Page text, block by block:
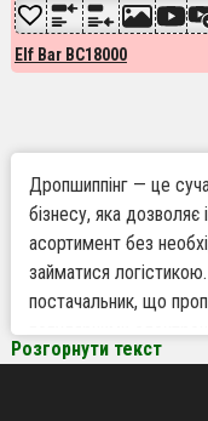
Elf Bar BC18000
Дропшиппінг — це
бізнесу, яка
асортимент без
займатися
постачальник, що
популярними
забезпечуємо вигідні
Розгорнути текст